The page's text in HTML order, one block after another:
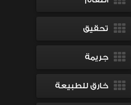
تحقيق
جريمة
خارق للطبيعة